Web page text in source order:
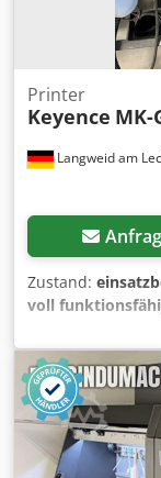
Langweid am
Printer
Keyence MK-
Zustand:
voll
, Keyence MK-
Jahre alt Zum
Printer in gutem
Ac Tjha 1×
Geräte sind ca. 2
befinden sich in
Drucker waren